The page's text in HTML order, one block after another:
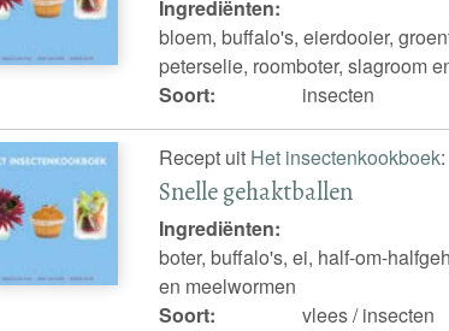
Ingrediënten:
bloem, buffalo's, eierdooier,
peterselie, roomboter, slagroom
Soort:
insecten
Recept uit Het insectenkookboek:
Snelle gehaktballen
Ingrediënten:
boter, buffalo's, ei, half-om-
en meelwormen
Soort:
vlees / insecten